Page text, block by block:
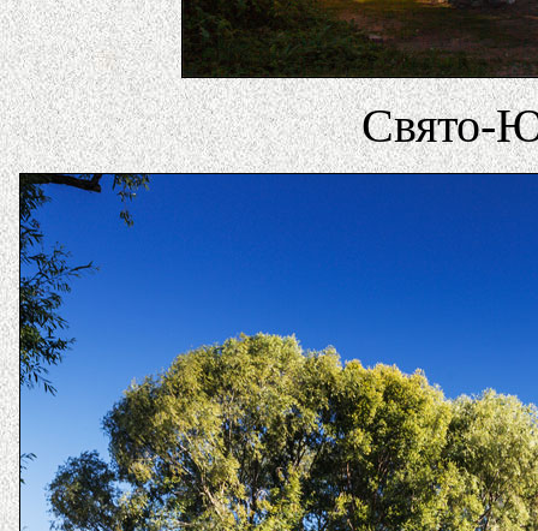
Свято-